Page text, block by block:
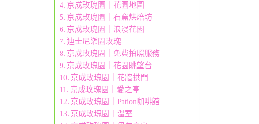
京成玫瑰園｜花園地圖
京成玫瑰園｜石窯烘焙坊
京成玫瑰園｜浪漫花園
迪士尼樂園玫瑰
京成玫瑰園｜免費拍照服務
京成玫瑰園｜花園眺望台
京成玫瑰園｜花牆拱門
京成玫瑰園｜愛之亭
京成玫瑰園｜Pation咖啡館
京成玫瑰園｜溫室